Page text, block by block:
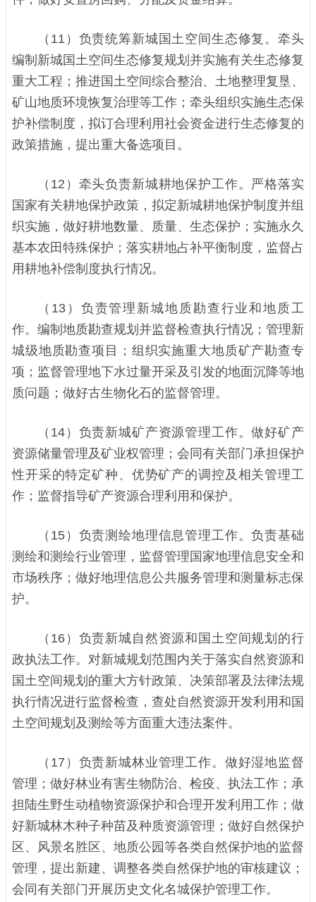
（11）负责统筹新城国土空间生态修复。牵头
编制新城国土空间生态修复规划并实施有关生态修复
重大工程；推进国土空间综合整治、土地整理复垦、
矿山地质环境恢复治理等工作；牵头组织实施生态保
护补偿制度，拟订合理利用社会资金进行生态修复的
政策措施，提出重大备选项目。
（12）牵头负责新城耕地保护工作。严格落实
国家有关耕地保护政策，拟定新城耕地保护制度并组
织实施，做好耕地数量、质量、生态保护；实施永久
基本农田特殊保护；落实耕地占补平衡制度，监督占
用耕地补偿制度执行情况。
（13）负责管理新城地质勘查行业和地质工
作。编制地质勘查规划并监督检查执行情况；管理新
城级地质勘查项目；组织实施重大地质矿产勘查专
项；监督管理地下水过量开采及引发的地面沉降等地
质问题；做好古生物化石的监督管理。
（14）负责新城矿产资源管理工作。做好矿产
资源储量管理及矿业权管理；会同有关部门承担保护
性开采的特定矿种、优势矿产的调控及相关管理工
作；监督指导矿产资源合理利用和保护。
（15）负责测绘地理信息管理工作。负责基础
测绘和测绘行业管理，监督管理国家地理信息安全和
市场秩序；做好地理信息公共服务管理和测量标志保
护。
（16）负责新城自然资源和国土空间规划的行
政执法工作。对新城规划范围内关于落实自然资源和
国土空间规划的重大方针政策、决策部署及法律法规
执行情况进行监督检查，查处自然资源开发利用和国
土空间规划及测绘等方面重大违法案件。
（17）负责新城林业管理工作。做好湿地监督
管理；做好林业有害生物防治、检疫、执法工作；承
担陆生野生动植物资源保护和合理开发利用工作；做
好新城林木种子种苗及种质资源管理；做好自然保护
区、风景名胜区、地质公园等各类自然保护地的监督
管理，提出新建、调整各类自然保护地的审核建议；
会同有关部门开展历史文化名城保护管理工作。